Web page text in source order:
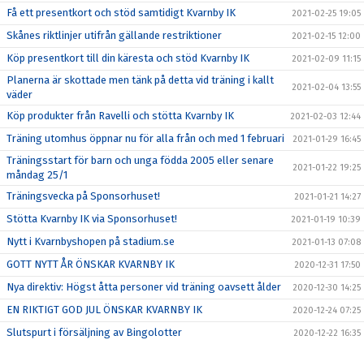
Få ett presentkort och stöd samtidigt Kvarnby IK 2021-02-25 19:05
Skånes riktlinjer utifrån gällande restriktioner 2021-02-15 12:00
Köp presentkort till din käresta och stöd Kvarnby IK 2021-02-09 11:15
Planerna är skottade men tänk på detta vid träning i kallt
väder
2021-02-04 13:55
Köp produkter från Ravelli och stötta Kvarnby IK 2021-02-03 12:44
Träning utomhus öppnar nu för alla från och med 1 februari 2021-01-29 16:45
Träningsstart för barn och unga födda 2005 eller senare
måndag 25/1
2021-01-22 19:25
Träningsvecka på Sponsorhuset! 2021-01-21 14:27
Stötta Kvarnby IK via Sponsorhuset! 2021-01-19 10:39
Nytt i Kvarnbyshopen på stadium.se 2021-01-13 07:08
GOTT NYTT ÅR ÖNSKAR KVARNBY IK 2020-12-31 17:50
Nya direktiv: Högst åtta personer vid träning oavsett ålder 2020-12-30 14:25
EN RIKTIGT GOD JUL ÖNSKAR KVARNBY IK 2020-12-24 07:25
Slutspurt i försäljning av Bingolotter 2020-12-22 16:35